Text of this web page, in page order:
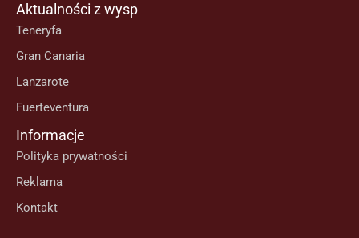
Aktualności z wysp
Teneryfa
Gran Canaria
Lanzarote
Fuerteventura
Informacje
Polityka prywatności
Reklama
Kontakt